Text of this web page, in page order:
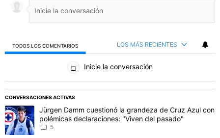
TODOS LOS COMENTARIOS LOS MÁS RECIENTES
Todos los comentarios
Inicie la conversación